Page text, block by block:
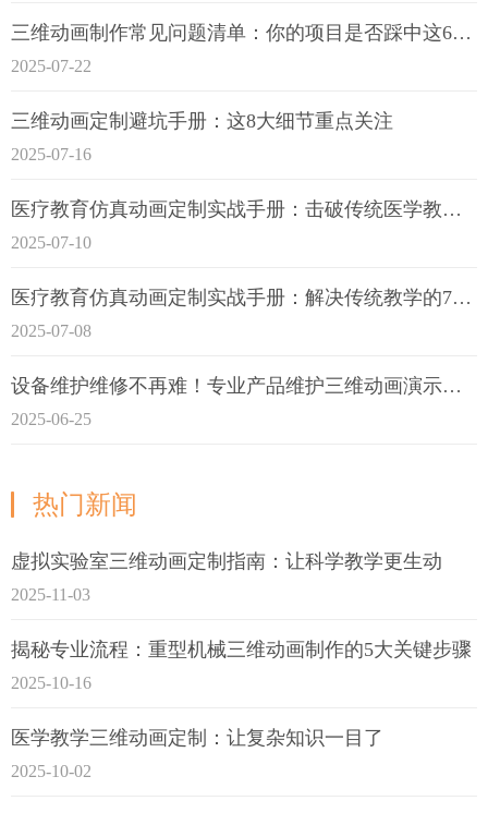
三维动画制作常见问题清单：你的项目是否踩中这6大技术雷区？
2025-07-22
三维动画定制避坑手册：这8大细节重点关注
2025-07-16
医疗教育仿真动画定制实战手册：击破传统医学教育7大痛点
2025-07-10
医疗教育仿真动画定制实战手册：解决传统教学的7大痛点
2025-07-08
设备维护维修不再难！专业产品维护三维动画演示定制指南
2025-06-25
热门新闻
虚拟实验室三维动画定制指南：让科学教学更生动
2025-11-03
揭秘专业流程：重型机械三维动画制作的5大关键步骤
2025-10-16
医学教学三维动画定制：让复杂知识一目了
2025-10-02